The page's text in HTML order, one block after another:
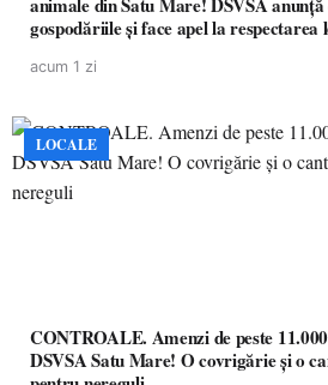
gospodăriile și face apel la respectarea
acum 1 zi
LOCALE
CONTROALE. Amenzi de peste
DSVSA Satu Mare! O covrigărie și o